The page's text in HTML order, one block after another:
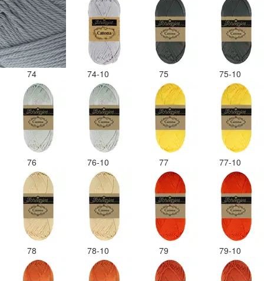
74 74-10 75 75-10
76 76-10 77 77-10
78 78-10 79 79-10